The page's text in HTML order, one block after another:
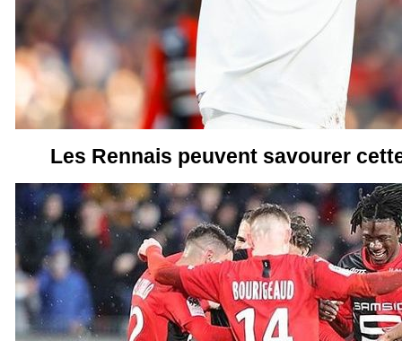
Les Rennais peuvent savourer